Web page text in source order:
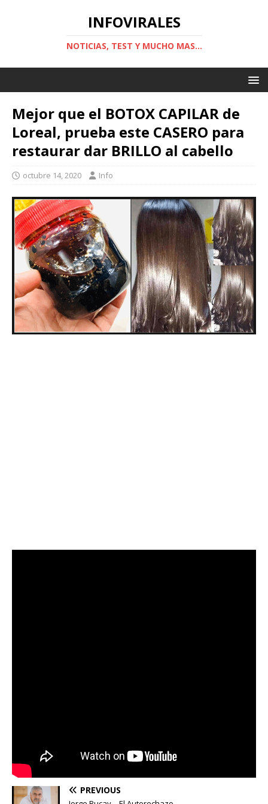
INFOVIRALES
NOTICIAS, TEST Y MUCHO MAS...
Mejor que el BOTOX CAPILAR de
Loreal, prueba este CASERO para
restaurar dar BRILLO al cabello
octubre 14, 2020 Info
PREVIOUS